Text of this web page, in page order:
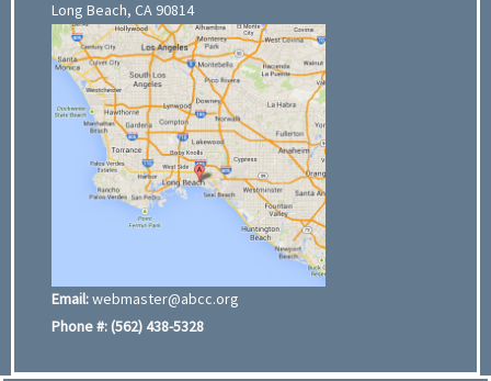
Long Beach, CA 90814
Email:webmaster@abcc.org
Phone #:(562) 438-5328